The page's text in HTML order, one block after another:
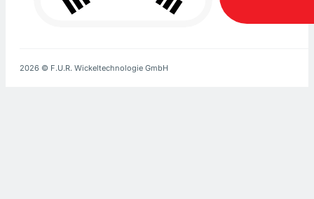
2026 © F.U.R. Wickeltechnologie GmbH